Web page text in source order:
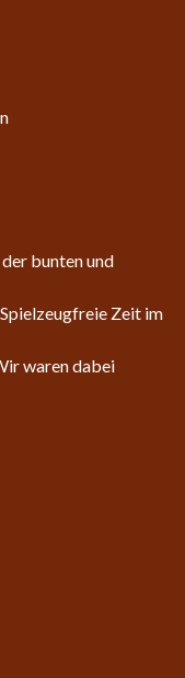
bunten und
Spielzeugfreie Zeit im
waren dabei